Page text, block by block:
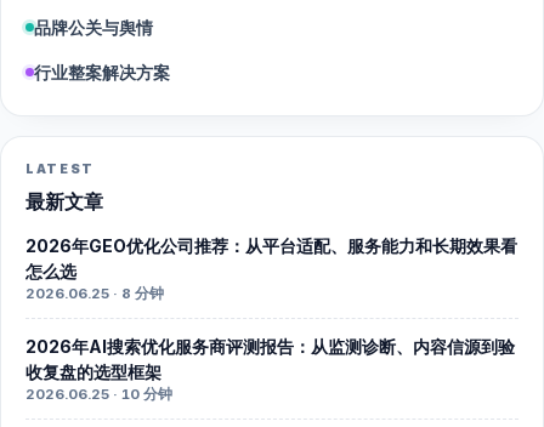
品牌公关与舆情
行业整案解决方案
LATEST
最新文章
2026年GEO优化公司推荐：从平台适配、服务能力和长期效果看
怎么选
2026.06.25 · 8 分钟
2026年AI搜索优化服务商评测报告：从监测诊断、内容信源到验
收复盘的选型框架
2026.06.25 · 10 分钟